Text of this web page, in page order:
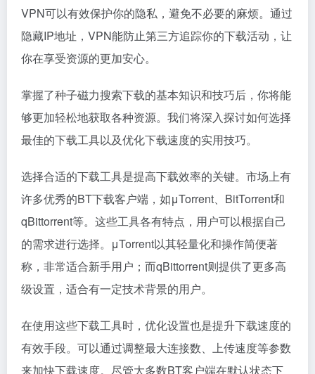
VPN可以有效保护你的隐私，避免不必要的麻烦。通过
隐藏IP地址，VPN能防止第三方追踪你的下载活动，让
你在享受资源的更加安心。
掌握了种子磁力搜索下载的基本知识和技巧后，你将能
够更加轻松地获取各种资源。我们将深入探讨如何选择
最佳的下载工具以及优化下载速度的实用技巧。
选择合适的下载工具是提高下载效率的关键。市场上有
许多优秀的BT下载客户端，如μTorrent、BitTorrent和
qBittorrent等。这些工具各有特点，用户可以根据自己
的需求进行选择。μTorrent以其轻量化和操作简便著
称，非常适合新手用户；而qBittorrent则提供了更多高
级设置，适合有一定技术背景的用户。
在使用这些下载工具时，优化设置也是提升下载速度的
有效手段。可以通过调整最大连接数、上传速度等参数
来加快下载速度。尽管大多数BT客户端在默认状态下